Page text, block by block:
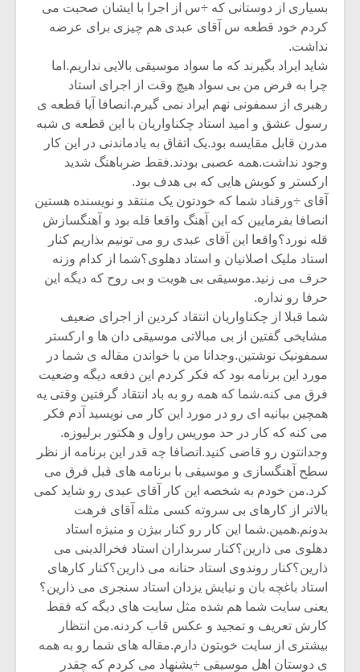
بسیاری از دوستانی که ÷س از اجرا با ایشان صحبت می
کردم خود قطعه س آقای عبدی هم چیزی برای عرضه
نداشت.
شاید ایراد بگیرند که ما سواد موسیقی بالایی نداریم.اما
چرا به فرض من بی سواد هیچ وقت از اجرای استاد
رهبری از سمفونی نهم ایراد نمی گیرم.انصافا آیا قطعه ی
رسول عشق و امید استاد چکناواریان با این قطعه ی شبه
مدرن قابل مقایسه بود.یک اتفاق به یادماندنی در این کار
وجود نداشت.همه عصبی بودند.فقط ضرباهنگ شدید
ارکستر و کوبش هایی که بی هدف بود.
آقای ÷ورقناد شما که خودتون یک منتقد و نویسنده هستین
انصافا بفرمایین که این آهنگ واقعا قله بود و آهنگسازش
قله نورد؟واقعا این آقای عبدی رو می تونیم بذاریم کنار
استاد ملیک اصلانیان و استاد دهلوی؟شما از کدام وزنه
حرف می زنید.موسیقی بی هویت و بی روح که دیگه این
حرفا رو نداره.
شما قبلا از چکناواریان انتقاد کردین از اجرای ضعیف
مشایخی گفتین از بی مبالاتی موسیقی دان ها و ارکستر
سمفونیک نوشتین.وجدانا من با خواندن مقاله ی شما در
مورد این برنامه بود که فکر کردم این دفعه دیگه وضعیت
فرق می کنه.شما که همه رو به باد انتقاد گرفتین وقتی یه
همچین بیانیه ای رو در مورد این کار می نویسید آدم فکر
می کنه که کار در حد موریس راول و هکتور برلیوزه.
وجدانتون رو قاضی کنید.انصافا چه قدر این برنامه از نظر
سطح آهنگسازی و موسیقی با برنامه های قبل فرق می
کرد.من خودم به شخصه این کار آقای عبدی رو شاید کمی
بالاتر از کارهای بی سروته کسی مثله آقای فرهت
بدونم.همین.شما این کار رو کنار بیژن و منیژه استاد
دهلوی می ذارین؟کنار سربداران استاد فخرالدینی می
ذارین؟کنار روندوی استاد حنانه می ذارین؟کنار کارهای
استاد باغچه بان و نیایش یزدان استاد سنجری می ذارین؟
یعنی سایت شما هم شده مثل سایت های دیگه که فقط
کارش تعریف و تمجید و عکس قاب کردنه.من انتظار
بیشتری از سایت خوبتون دارم.مقاله های شما رو به همه
ی دوستان اهل موسیقی ‍÷یشنهاد می کردم که چقدر